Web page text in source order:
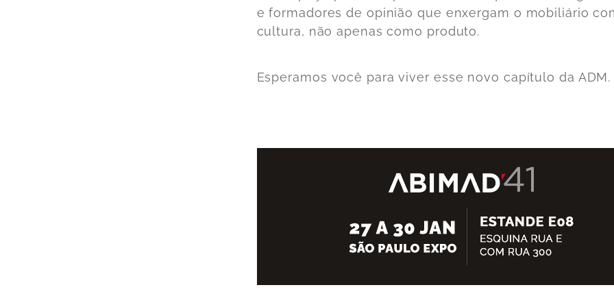
e formadores de opinião que enxergam o mobiliário
cultura, não apenas como produto.
Esperamos você para viver esse novo capítulo da ADM.